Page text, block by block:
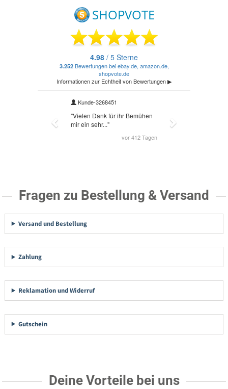
Fragen zu Bestellung & Versand
Versand und Bestellung
Zahlung
Reklamation und Widerruf
Gutschein
Deine Vorteile bei uns